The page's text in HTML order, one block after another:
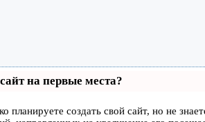
на первые места?
планируете создать свой сайт, но не